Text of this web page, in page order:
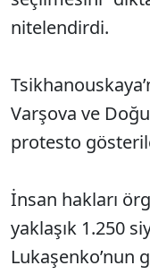
nitelendirdi.
Varşova ve
protesto
İnsan hakları
yaklaşık 1.250
Lukaşenko’nun